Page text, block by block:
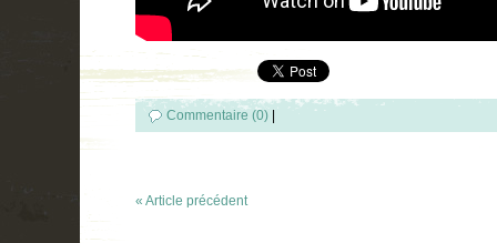
Commentaire (0)
« Article précédent